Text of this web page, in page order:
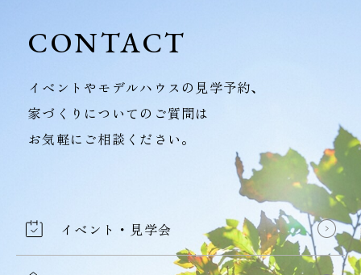
CONTACT
イベントやモデルハウスの見学予約、
家づくりについてのご質問は
お気軽にご相談ください。
イベント・見学会